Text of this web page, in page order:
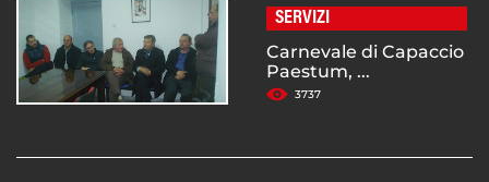
SERVIZI
Carnevale di Capaccio
Paestum, ...
3737